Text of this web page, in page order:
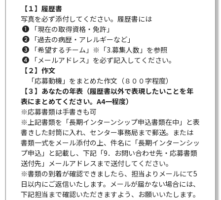
【１】履歴書
写真を必ず添付してください。履歴書には
「現在の取得資格・免許」
「過去の病歴・アレルギーなど」
「希望するチーム」※「3.募集人数」を参照
「メールアドレス」を必ず記入してください。
【２】作文
「応募動機」をまとめた作文（８００字程度）
【３】あなたの年表（履歴書以外で表現したいことを年
表にまとめてください。A4一程度）
※応募書類は手書きも可
※上記書類を「長期インターンシップ申込書類在中」と表
書きした封筒に入れ、センター事務局まで郵送。または
書類一式をメール添付の上、件名に「長期インターンシッ
プ申込」と記載し、下記「9．お問い合わせ先・応募書類
送付先」メールアドレスまで送付してください。
※書類の到着が確認できましたら、担当よりメールにて5
日以内にご返信いたします。メールが届かない場合には、
下記担当まで確認いただきますよう、お願いいたします。